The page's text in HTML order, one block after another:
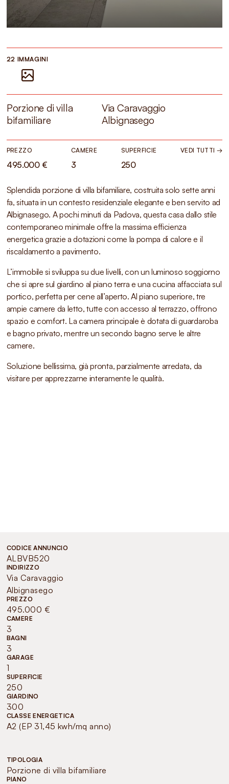
22 IMMAGINI
Porzione di villa
bifamiliare
Via Caravaggio
Albignasego
PREZZO
495.000 €
CAMERE
3
SUPERFICIE
250
VEDI TUTTI →
Splendida porzione di villa bifamiliare, costruita solo sette anni
fa, situata in un contesto residenziale elegante e ben servito ad
Albignasego. A pochi minuti da Padova, questa casa dallo stile
contemporaneo minimale offre la massima efficienza
energetica grazie a dotazioni come la pompa di calore e il
riscaldamento a pavimento.
L’immobile si sviluppa su due livelli, con un luminoso soggiorno
che si apre sul giardino al piano terra e una cucina affacciata sul
portico, perfetta per cene all’aperto. Al piano superiore, tre
ampie camere da letto, tutte con accesso al terrazzo, offrono
spazio e comfort. La camera principale è dotata di guardaroba
e bagno privato, mentre un secondo bagno serve le altre
camere.
Soluzione bellissima, già pronta, parzialmente arredata, da
visitare per apprezzarne interamente le qualità.
CODICE ANNUNCIO
ALBVB520
INDIRIZZO
Via Caravaggio
Albignasego
PREZZO
495.000 €
CAMERE
3
BAGNI
3
GARAGE
1
SUPERFICIE
250
GIARDINO
300
CLASSE ENERGETICA
A2 (EP 31,45 kwh/mq anno)
TIPOLOGIA
Porzione di villa bifamiliare
PIANO